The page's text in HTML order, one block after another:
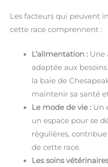
Les facteurs qui peuvent
cette race comprennent :
L’alimentation :Une
adaptée aux
la baie de
maintenir sa santé
Le mode de vie :Un
un espace pour se
régulières,
de cette race.
Les soins